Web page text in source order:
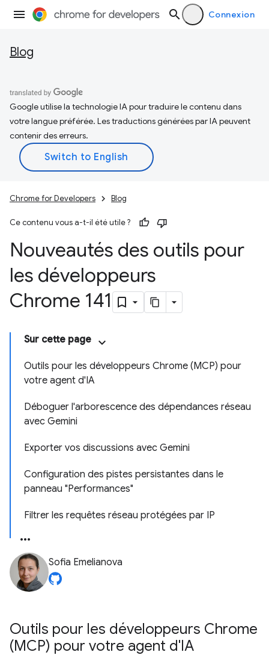
Connexion
Blog
Google utilise la technologie IA pour traduire le contenu dans
votre langue préférée. Les traductions générées par IA peuvent
contenir des erreurs.
Chrome for Developers Blog
Ce contenu vous a-t-il été utile ?
Nouveautés des outils pour
les développeurs
Chrome 141
Sur cette page
Outils pour les développeurs Chrome (MCP) pour
votre agent d'IA
Déboguer l'arborescence des dépendances réseau
avec Gemini
Exporter vos discussions avec Gemini
Configuration des pistes persistantes dans le
panneau "Performances"
Filtrer les requêtes réseau protégées par IP
Sofia Emelianova
Outils pour les développeurs Chrome
(MCP) pour votre agent d'IA